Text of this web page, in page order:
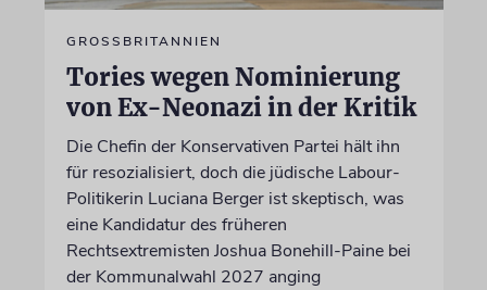
GROSSBRITANNIEN
Tories wegen Nominierung
von Ex-Neonazi in der Kritik
Die Chefin der Konservativen Partei hält ihn
für resozialisiert, doch die jüdische Labour-
Politikerin Luciana Berger ist skeptisch, was
eine Kandidatur des früheren
Rechtsextremisten Joshua Bonehill-Paine bei
der Kommunalwahl 2027 anging